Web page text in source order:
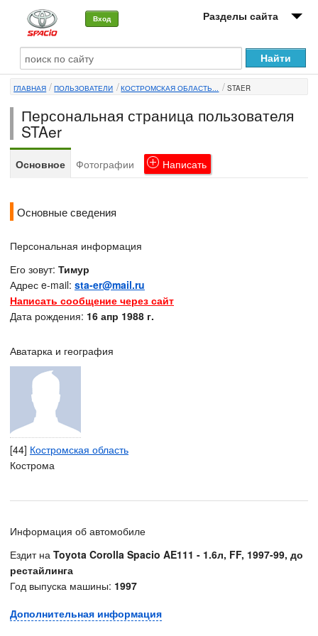
Вход Разделы сайта
О машине
Автоклуб
Форумы
Сервисы и услуги
ГЛАВНАЯ ПОЛЬЗОВАТЕЛИ КОСТРОМСКАЯ ОБЛАСТЬ... STAER
Персональная страница пользователя
STAer
Основное Фотографии Написать
Основные сведения
Персональная информация
Его зовут: Тимур
Адрес e-mail: sta-er@mail.ru
Написать сообщение через сайт
Дата рождения: 16 апр 1988 г.
Аватарка и география
[44] Костромская область
Кострома
Информация об автомобиле
Ездит на Toyota Corolla Spacio AE111 - 1.6л, FF, 1997-99, до
рестайлинга
Год выпуска машины: 1997
Дополнительная информация